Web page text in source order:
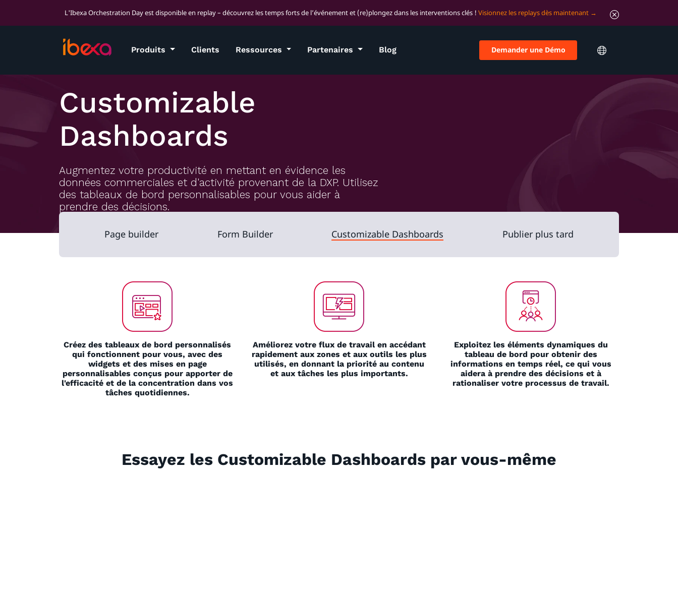
L'Ibexa Orchestration Day est disponible en replay – découvrez les temps forts de l’événement et (re)plongez dans les interventions clés ! Visionnez les replays dès maintenant
Produits Clients Ressources Partenaires Blog Demander une Démo
Customizable
Dashboards
Augmentez votre productivité en mettant en évidence les
données commerciales et d'activité provenant de la DXP. Utilisez
des tableaux de bord personnalisables pour vous aider à
prendre des décisions.
Page builder Form Builder Customizable Dashboards Publier plus tard
Créez des tableaux de bord personnalisés
qui fonctionnent pour vous, avec des
widgets et des mises en page
personnalisables conçus pour apporter de
l'efficacité et de la concentration dans vos
tâches quotidiennes.
Améliorez votre flux de travail en accédant
rapidement aux zones et aux outils les plus
utilisés, en donnant la priorité au contenu
et aux tâches les plus importants.
Exploitez les éléments dynamiques du
tableau de bord pour obtenir des
informations en temps réel, ce qui vous
aidera à prendre des décisions et à
rationaliser votre processus de travail.
Essayez les Customizable Dashboards par vous-même